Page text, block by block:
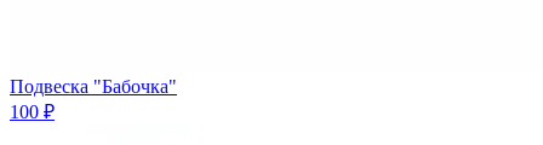
Подвеска "Бабочка"
100 ₽